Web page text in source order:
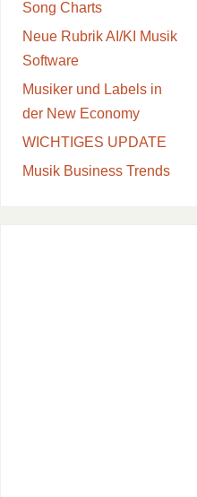
Song Charts
Neue Rubrik AI/KI Musik
Software
Musiker und Labels in
der New Economy
WICHTIGES UPDATE
Musik Business Trends